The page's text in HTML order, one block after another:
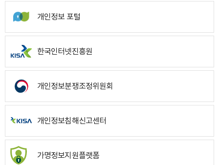
개인정보 포털
한국인터넷진흥원
개인정보분쟁조정위원회
개인정보침해신고센터
가명정보지원플랫폼